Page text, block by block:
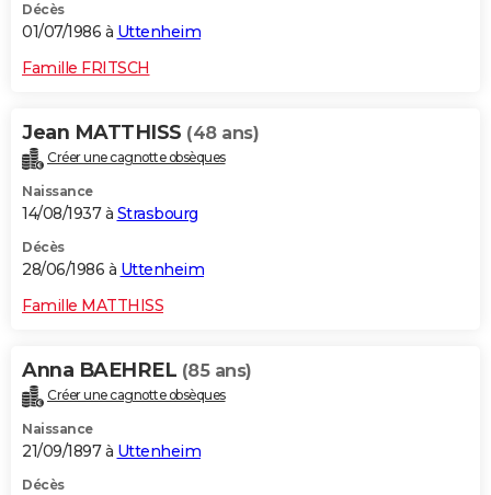
Décès
01/07/1986 à Uttenheim
Famille FRITSCH
Jean MATTHISS (48 ans)
Créer une cagnotte obsèques
Naissance
14/08/1937 à Strasbourg
Décès
28/06/1986 à Uttenheim
Famille MATTHISS
Anna BAEHREL (85 ans)
Créer une cagnotte obsèques
Naissance
21/09/1897 à Uttenheim
Décès